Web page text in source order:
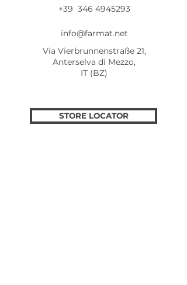
+39 346 4945293
info@farmat.net
Via Vierbrunnenstraße 21,
Anterselva di Mezzo,
IT (BZ)
STORE LOCATOR